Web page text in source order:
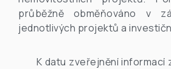
průběžně obměňováno v
jednotlivých projektů a
K datu zveřejnění